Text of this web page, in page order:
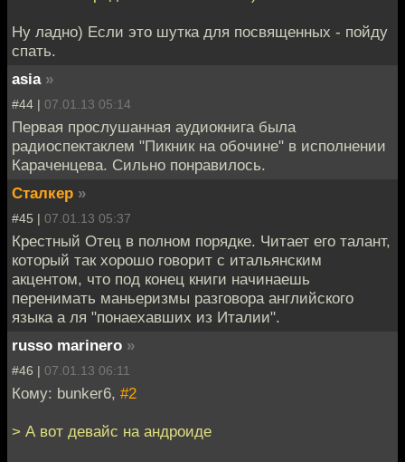
Ну ладно) Если это шутка для посвященных - пойду
спать.
asia »
#44 | 07.01.13 05:14
Первая прослушанная аудиокнига была
радиоспектаклем "Пикник на обочине" в исполнении
Караченцева. Сильно понравилось.
Сталкер »
#45 | 07.01.13 05:37
Крестный Отец в полном порядке. Читает его талант,
который так хорошо говорит с итальянским
акцентом, что под конец книги начинаешь
перенимать маньеризмы разговора английского
языка а ля "понаехавших из Италии".
russo marinero »
#46 | 07.01.13 06:11
Кому: bunker6, #2
> А вот девайс на андроиде